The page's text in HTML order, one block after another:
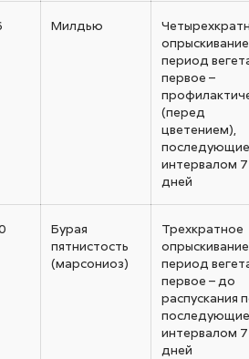
Милдью
период
первое –
(перед
цветением),
последующие
интервалом 7
дней
Бурая
пятнистость
(марсониоз)
Трехкратное
период
первое – до
распускания
последующие
интервалом 7
дней